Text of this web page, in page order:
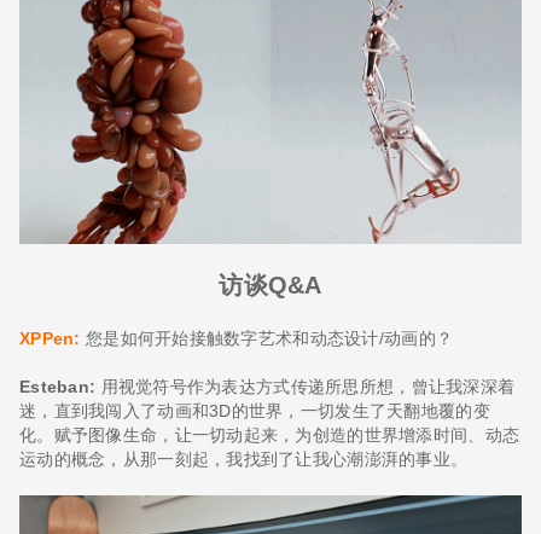
访谈Q&A
XPPen: 您是如何开始接触数字艺术和动态设计/动画的？
Esteban: 用视觉符号作为表达方式传递所思所想，曾让我深深着
迷，直到我闯入了动画和3D的世界，一切发生了天翻地覆的变
化。赋予图像生命，让一切动起来，为创造的世界增添时间、动态
运动的概念，从那一刻起，我找到了让我心潮澎湃的事业。